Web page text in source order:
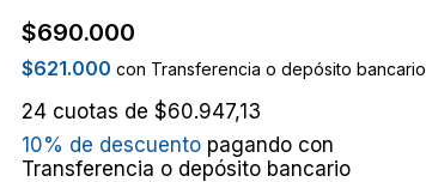
$690.000
$621.000 con Transferencia o depósito bancario
24 cuotas de $60.947,13
10% de descuento pagando con
Transferencia o depósito bancario